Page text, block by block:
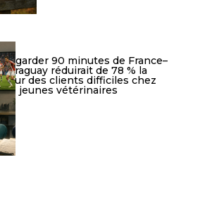
Regarder 90 minutes de France–
Paraguay réduirait de 78 % la
peur des clients difficiles chez
les jeunes vétérinaires